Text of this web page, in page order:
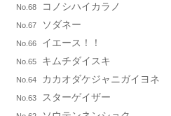
No.68 コノシハイカラノ
No.67 ソダネー
No.66 イエース！！
No.65 キムチダイスキ
No.64 カカオダケジャニガイヨネ
No.63 スターゲイザー